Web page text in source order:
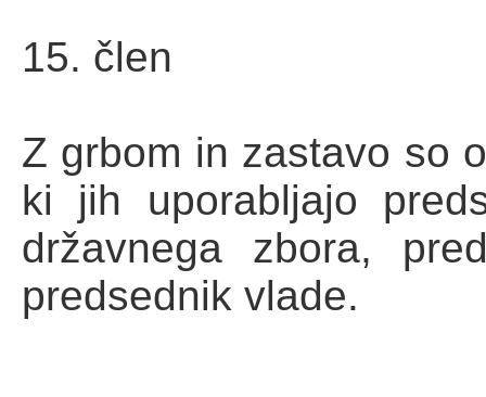
15. člen
Z grbom in zastavo so
ki jih uporabljajo
državnega zbora,
predsednik vlade.